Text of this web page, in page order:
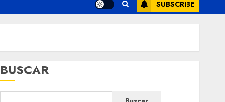
SUBSCRIBE
BUSCAR